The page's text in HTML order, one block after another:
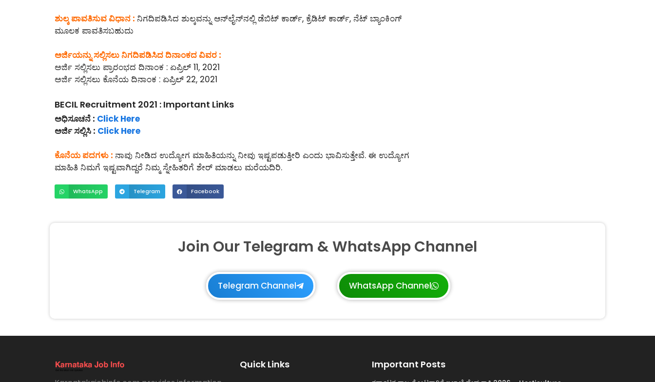
ಶುಲ್ಕ ಪಾವತಿಸುವ ವಿಧಾನ : ನಿಗದಿಪಡಿಸಿದ ಶುಲ್ಕವನ್ನು ಆನ್‌ಲೈನ್‌ನಲ್ಲಿ ಡೆಬಿಟ್ ಕಾರ್ಡ್, ಕ್ರೆಡಿಟ್ ಕಾರ್ಡ್, ನೆಟ್ ಬ್ಯಾಂಕಿಂಗ್
ಮೂಲಕ ಪಾವತಿಸಬಹುದು
ಅರ್ಜಿಯನ್ನು ಸಲ್ಲಿಸಲು ನಿಗದಿಪಡಿಸಿದ ದಿನಾಂಕದ ವಿವರ :
ಅರ್ಜಿ ಸಲ್ಲಿಸಲು ಪ್ರಾರಂಭದ ದಿನಾಂಕ : ಏಪ್ರಿಲ್ 11, 2021
ಅರ್ಜಿ ಸಲ್ಲಿಸಲು ಕೊನೆಯ ದಿನಾಂಕ : ಏಪ್ರಿಲ್ 22, 2021
BECIL Recruitment 2021 : Important Links
ಅಧಿಸೂಚನೆ : Click Here
ಅರ್ಜಿ ಸಲ್ಲಿಸಿ : Click Here
ಕೊನೆಯ ಪದಗಳು : ನಾವು ನೀಡಿದ ಉದ್ಯೋಗ ಮಾಹಿತಿಯನ್ನು ನೀವು ಇಷ್ಟಪಡುತ್ತೀರಿ ಎಂದು ಭಾವಿಸುತ್ತೇವೆ. ಈ ಉದ್ಯೋಗ
ಮಾಹಿತಿ ನಿಮಗೆ ಇಷ್ಟವಾಗಿದ್ದರೆ ನಿಮ್ಮ ಸ್ನೇಹಿತರಿಗೆ ಶೇರ್ ಮಾಡಲು ಮರೆಯದಿರಿ.
WhatsApp Telegram Facebook
Join Our Telegram & WhatsApp Channel
Telegram Channel WhatsApp Channel
Quick Links Important Posts